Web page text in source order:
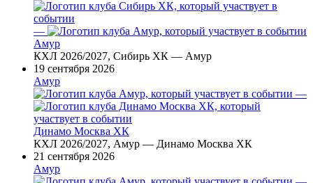
—
Амур
КХЛ 2026/2027, Сибирь ХК — Амур
19 сентября 2026
Амур
—
Динамо Москва ХК
КХЛ 2026/2027, Амур — Динамо Москва ХК
21 сентября 2026
Амур